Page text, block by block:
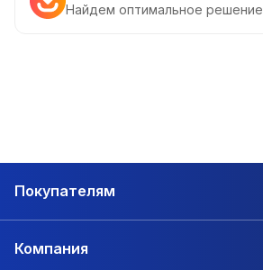
Найдем оптимальное решение
Покупателям
Компания